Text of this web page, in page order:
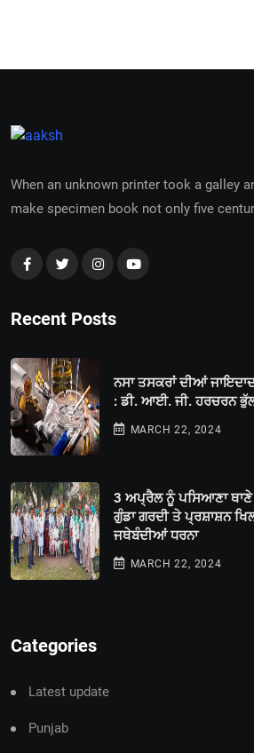
When an unknown printer took a galley
make specimen book not only five
Recent Posts
ਨਸਾ ਤਸਕਰਾਂ ਦੀਆਂ
: ਡੀ. ਆਈ. ਜੀ. ਹਰਚਰਨ
MARCH 22, 2024
3 ਅਪ੍ਰੈਲ ਨੂੰ ਪਸਿਆਣਾ ਥਾਣੇ
ਗੁੰਡਾ ਗਰਦੀ ਤੇ ਪ੍ਰਸ਼ਾਸ਼ਨ
ਜਥੇਬੰਦੀਆਂ ਧਰਨਾ
MARCH 22, 2024
Categories
Latest update
Punjab